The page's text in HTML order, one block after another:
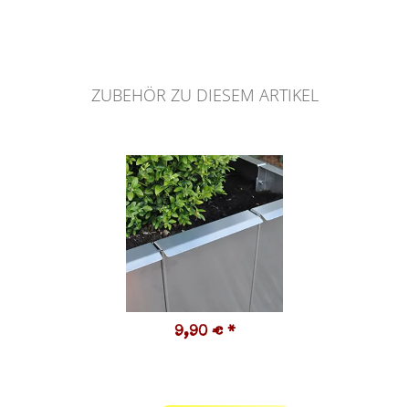
ZUBEHÖR ZU DIESEM ARTIKEL
9,90 € *